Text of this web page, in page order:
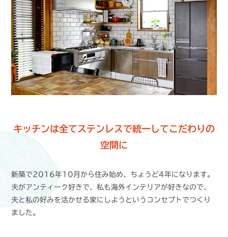
キッチンは全てステンレスで統一してこだわりの
空間に
新築で2016年10月から住み始め、ちょうど4年になります。
夫がアンティーク好きで、私も海外インテリアが好きなので、
夫と私の好みを活かせる家にしようというコンセプトでつくり
ました。